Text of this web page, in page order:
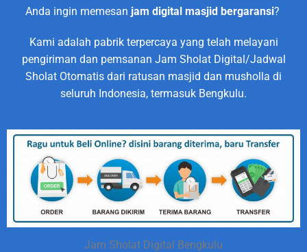
Anda ingin memesan jam digital masjid bergaransi?
Kami adalah pabrik terpercaya yang telah melayani
pengiriman dan pemsanan Jam Sholat Digital/Jadwal
Sholat Otomatis dari ratusan masjid dan musholla di
seluruh Indonesia, termasuk Bengkulu.
Jam Sholat Digital Bengkulu